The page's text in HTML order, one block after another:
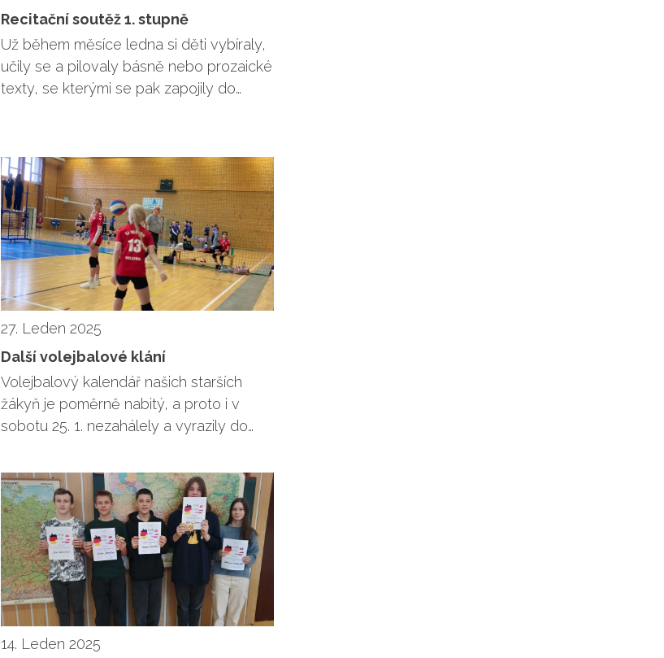
Recitační soutěž 1. stupně
Už během měsíce ledna si děti vybíraly,
učily se a pilovaly básně nebo prozaické
texty, se kterými se pak zapojily do…
27. Leden 2025
Další volejbalové klání
Volejbalový kalendář našich starších
žákyň je poměrně nabitý, a proto i v
sobotu 25. 1. nezahálely a vyrazily do…
14. Leden 2025